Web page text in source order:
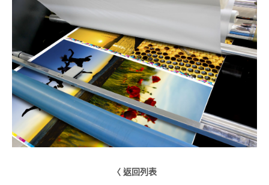
〈 返回列表